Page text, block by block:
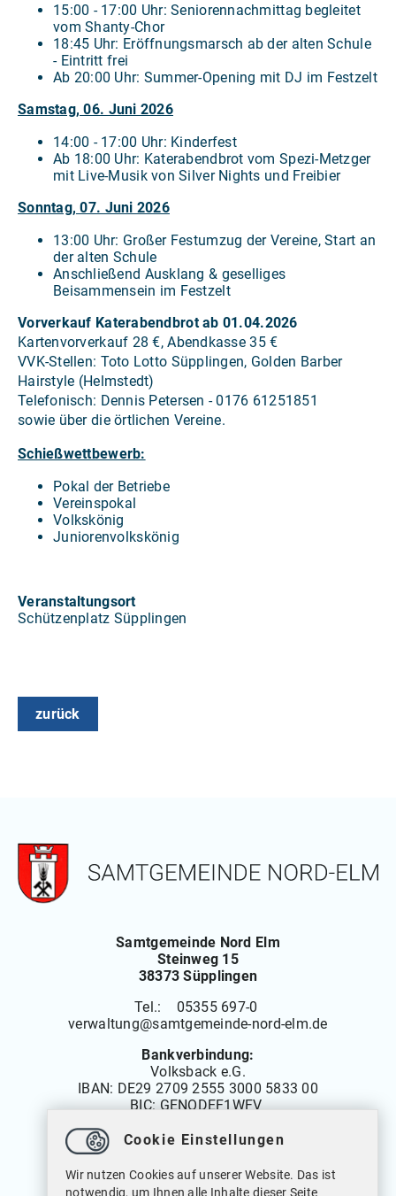
15:00 - 17:00 Uhr: Seniorennachmittag begleitet
vom Shanty-Chor
18:45 Uhr: Eröffnungsmarsch ab der alten Schule
- Eintritt frei
Ab 20:00 Uhr: Summer-Opening mit DJ im Festzelt
Samstag, 06. Juni 2026
14:00 - 17:00 Uhr: Kinderfest
Ab 18:00 Uhr: Katerabendbrot vom Spezi-Metzger
mit Live-Musik von Silver Nights und Freibier
Sonntag, 07. Juni 2026
13:00 Uhr: Großer Festumzug der Vereine, Start an
der alten Schule
Anschließend Ausklang & geselliges
Beisammensein im Festzelt
Vorverkauf Katerabendbrot ab 01.04.2026
Kartenvorverkauf 28 €, Abendkasse 35 €
VVK-Stellen: Toto Lotto Süpplingen, Golden Barber
Hairstyle (Helmstedt)
Telefonisch: Dennis Petersen - 0176 61251851
sowie über die örtlichen Vereine.
Schießwettbewerb:
Pokal der Betriebe
Vereinspokal
Volkskönig
Juniorenvolkskönig
Veranstaltungsort
Schützenplatz Süpplingen
zurück
Samtgemeinde Nord Elm
Steinweg 15
38373 Süpplingen
Tel.: 05355 697-0
verwaltung@samtgemeinde-nord-elm.de
Bankverbindung:
Volksback e.G.
IBAN: DE29 2709 2555 3000 5833 00
BIC: GENODEF1WFV
Montag bis Freitag: 08.00 bis 12.00 Uhr
Cookie Einstellungen
Wir nutzen Cookies auf unserer Website. Das ist
notwendig, um Ihnen alle Inhalte dieser Seite